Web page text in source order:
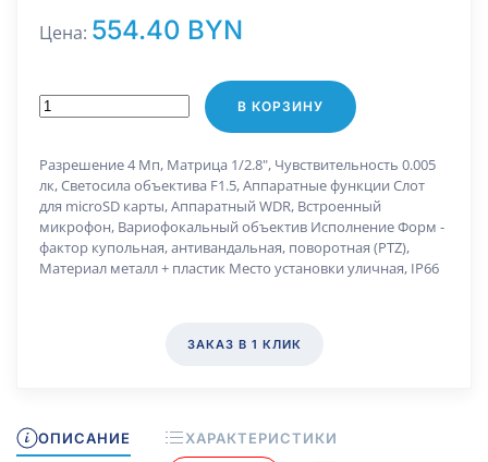
Цена: 554.40 BYN
В КОРЗИНУ
Разрешение 4 Мп, Матрица 1/2.8", Чувствительность 0.005
лк, Светосила объектива F1.5, Аппаратные функции Слот
для microSD карты, Аппаратный WDR, Встроенный
микрофон, Вариофокальный объектив Исполнение Форм -
фактор купольная, антивандальная, поворотная (PTZ),
Материал металл + пластик Место установки уличная, IP66
ЗАКАЗ В 1 КЛИК
ОПИСАНИЕ
ХАРАКТЕРИСТИКИ